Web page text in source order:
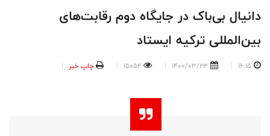
-
-
دانیال بی‌باک در جایگاه دوم رقابت‌های
بین‌المللی ترکیه ایستاد
16:15
1400/03/23
15052 چاپ خبر